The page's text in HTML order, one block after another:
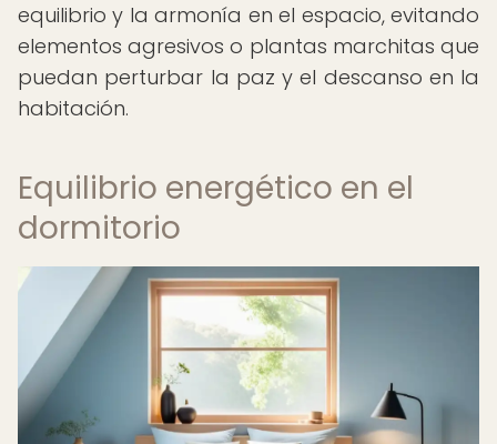
equilibrio y la armonía en el espacio, evitando
elementos agresivos o plantas marchitas que
puedan perturbar la paz y el descanso en la
habitación.
Equilibrio energético en el
dormitorio